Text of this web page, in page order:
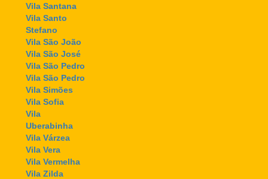
Vila Santana
Vila Santo
Stefano
Vila São João
Vila São José
Vila São Pedro
Vila São Pedro
Vila Simões
Vila Sofia
Vila
Uberabinha
Vila Várzea
Vila Vera
Vila Vermelha
Vila Zilda